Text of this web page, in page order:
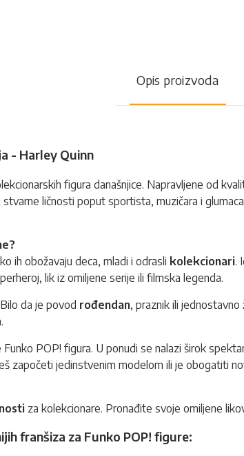
Opis proizvoda
- Harley Quinn
figura današnjice. Napravljene od
ličnosti poput sportista, muzičara i
ih obožavaju deca, mladi i odrasli kolekcionari.
lik iz omiljene serije ili filmska legenda.
Bilo da je povod rođendan, praznik ili
POP! figura. U ponudi se nalazi širok
započeti jedinstvenim modelom ili je obogatiti
za kolekcionare. Pronađite svoje omiljene
franšiza za Funko POP! figure: